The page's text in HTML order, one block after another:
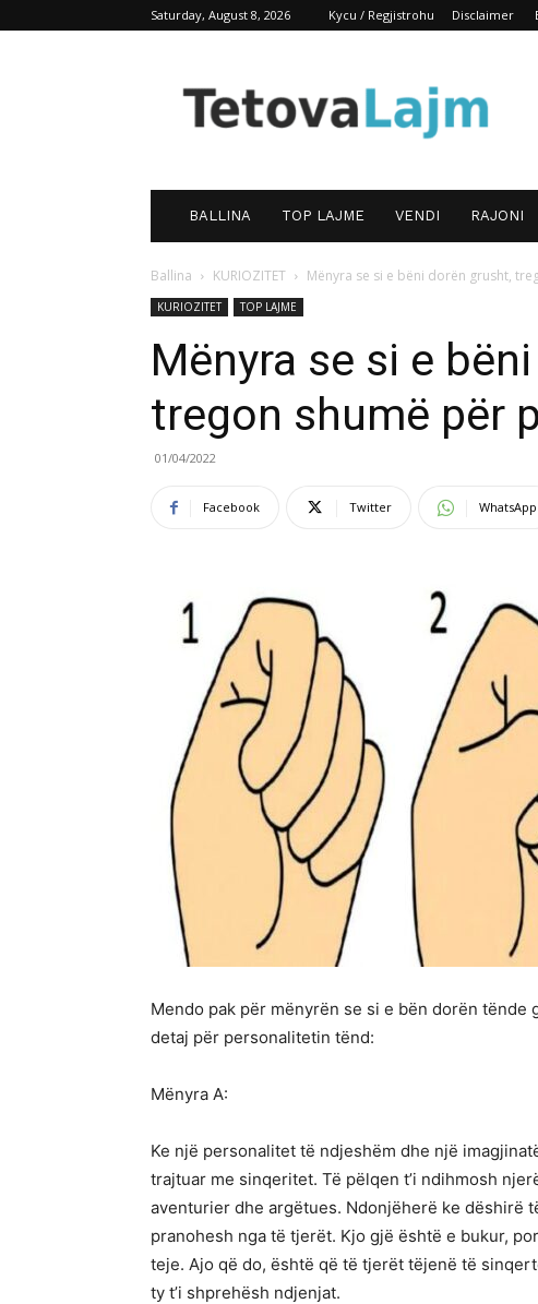
Saturday, August 8, 2026 Kycu / Regjistrohu Disclaimer
BALLINA TOP LAJME VENDI RAJONI
Ballina KURIOZITET Mënyra se si e bëni dorën grusht,
KURIOZITET TOP LAJME
Mënyra se si e
tregon shumë për
01/04/2022
Facebook Twitter WhatsApp
Mendo pak për mënyrën se si e bën dorën
detaj për personalitetin tënd:
Mënyra A:
Ke një personalitet të ndjeshëm dhe një
trajtuar me sinqeritet. Të pëlqen t’i ndihmosh
aventurier dhe argëtues. Ndonjëherë ke dëshirë
pranohesh nga të tjerët. Kjo gjë është e bukur,
teje. Ajo që do, është që të tjerët tëjenë të
ty t’i shprehësh ndjenjat.